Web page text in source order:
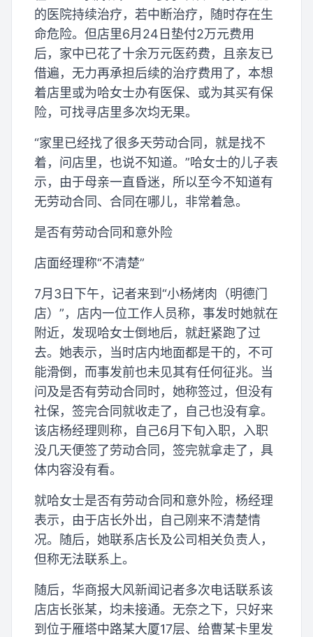
的医院持续治疗，若中断治疗，随时存在生
命危险。但店里6月24日垫付2万元费用
后，家中已花了十余万元医药费，且亲友已
借遍，无力再承担后续的治疗费用了，本想
着店里或为哈女士办有医保、或为其买有保
险，可找寻店里多次均无果。
“家里已经找了很多天劳动合同，就是找不
着，问店里，也说不知道。”哈女士的儿子表
示，由于母亲一直昏迷，所以至今不知道有
无劳动合同、合同在哪儿，非常着急。
是否有劳动合同和意外险
店面经理称“不清楚”
7月3日下午，记者来到“小杨烤肉（明德门
店）”，店内一位工作人员称，事发时她就在
附近，发现哈女士倒地后，就赶紧跑了过
去。她表示，当时店内地面都是干的，不可
能滑倒，而事发前也未见其有任何征兆。当
问及是否有劳动合同时，她称签过，但没有
社保，签完合同就收走了，自己也没有拿。
该店杨经理则称，自己6月下旬入职，入职
没几天便签了劳动合同，签完就拿走了，具
体内容没有看。
就哈女士是否有劳动合同和意外险，杨经理
表示，由于店长外出，自己刚来不清楚情
况。随后，她联系店长及公司相关负责人，
但称无法联系上。
随后，华商报大风新闻记者多次电话联系该
店店长张某，均未接通。无奈之下，只好来
到位于雁塔中路某大厦17层、给曹某卡里发